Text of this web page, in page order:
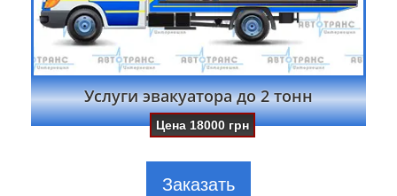
Услуги эвакуатора до 2 тонн
Цена18000 грн
Заказать